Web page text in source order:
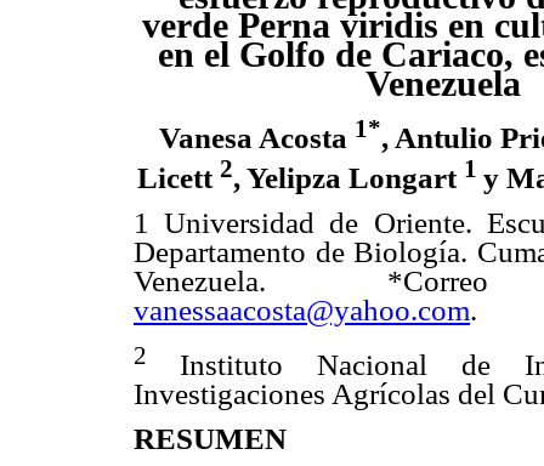
verde Perna viridis en
en el Golfo de Cariaco,
Venezuela
Vanesa Acosta 1*, Antulio
Licett 2, Yelipza Longart 1 y
1 Universidad de Oriente.
Departamento de Biología.
Venezuela. *Correo
vanessaacosta@yahoo.com.
2 Instituto Nacional de
Investigaciones Agrícolas del
RESUMEN